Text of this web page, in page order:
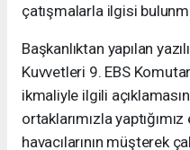
çatışmalarla ilgisi
Başkanlıktan yapılan
Kuvvetleri 9. EBS
ikmaliyle ilgili
ortaklarımızla
havacılarının müşterek